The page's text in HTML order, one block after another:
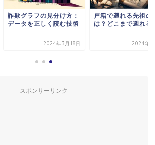
戸籍で遡れる先祖の範囲
は？どこまで遡れるのか
2024年4月8日
東郷平八郎の書や掛
価値と本物の見分け
2024年2
スポンサーリンク